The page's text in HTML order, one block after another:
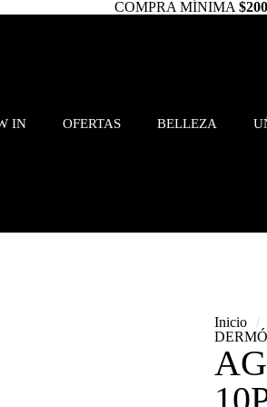
COMPRA MÍNIMA
IN OFERTAS BELLEZA
Inicio /